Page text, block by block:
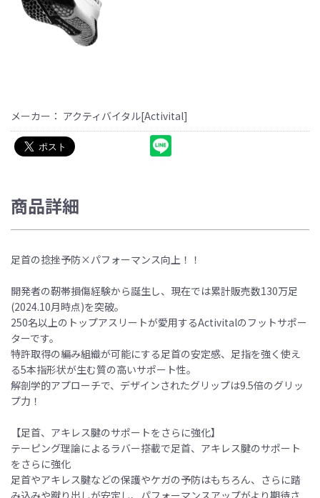
メーカー： アクティバイタル[Activital]
商品詳細
足首の捻挫予防×パフォーマンス向上！！
開発者の靭帯損傷経験から誕生し、現在では累計販売数130万足
(2024.10月時点)を突破。
250名以上のトップアスリートが愛用するActivitalのフットサポー
ターです。
特許取得の編み組織が可能にする足首の安定感、足指を強く使え
る5本指形状が生む質の高いサポート性。
解剖学的アプローチで、デザインされたグリップは9.5倍のグリッ
プ力！
【足首、アキレス腱のサポートをさらに強化】
テーピング理論によるラバー搭載で足首、アキレス腱のサポート
をさらに強化
足首やアキレス腱などの保護やケガの予防はもちろん、さらに踏